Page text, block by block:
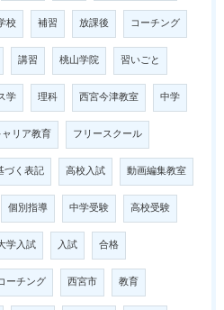
校 補習 放課後 コーチング
講習 桃山学院 習いごと
学 理科 西宮今津教室 中学
リア教育 フリースクール
づく表記 高校入試 動画編集教室
個別指導 中学受験 高校受験
学入試 入試 合格
ーチング 西宮市 教育